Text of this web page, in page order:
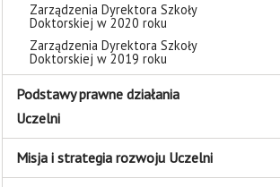
Zarządzenia Dyrektora Szkoły
Doktorskiej w 2020 roku
Zarządzenia Dyrektora Szkoły
Doktorskiej w 2019 roku
Podstawy prawne działania
Uczelni
Misja i strategia rozwoju Uczelni